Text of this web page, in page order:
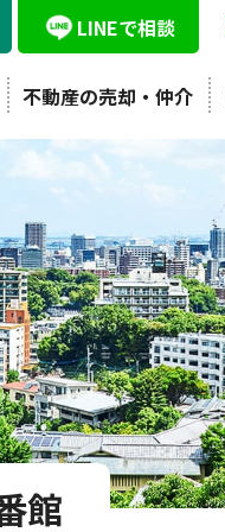
LINEで相談
不動産の売却・仲介
館